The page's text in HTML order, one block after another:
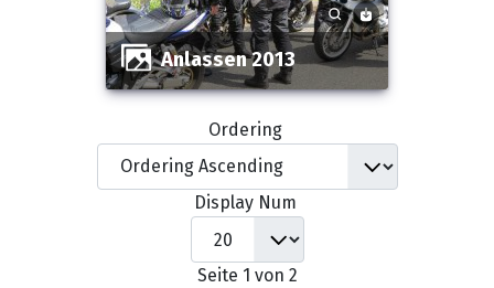
Anlassen 2013
Ordering
Display Num
Seite 1 von 2